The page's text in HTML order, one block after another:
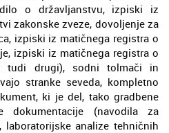
o državljanstvu, izpiski iz
zakonske zveze, dovoljenje za
izpiski iz matičnega registra o
izpiski iz matičnega registra o
tudi drugi), sodni tolmači in
stranke seveda, kompletno
ki je del, tako gradbene
(navodila za
laboratorijske analize tehničnih